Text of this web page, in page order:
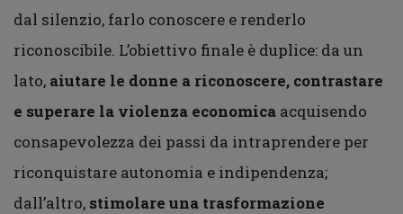
dal silenzio, farlo conoscere e renderlo
riconoscibile. L’obiettivo finale è duplice: da un
lato, aiutare le donne a riconoscere, contrastare
e superare la violenza economica acquisendo
consapevolezza dei passi da intraprendere per
riconquistare autonomia e indipendenza;
dall’altro, stimolare una trasformazione